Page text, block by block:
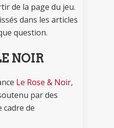
de la page du jeu.
dans les articles
question.
NOIR
Le Rose & Noir,
par des
cadre de